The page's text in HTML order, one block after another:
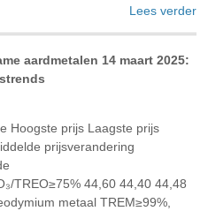
Lees verder
aardmetalen 14 maart 2025:
Hoogste prijs Laagste prijs
prijsverandering
TREO≥75% 44,60 44,40 44,48
metaal TREM≥99%,